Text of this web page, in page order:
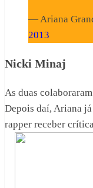
— Ariana
2013
Nicki Minaj
As duas
Depois daí, Ariana já
rapper receber